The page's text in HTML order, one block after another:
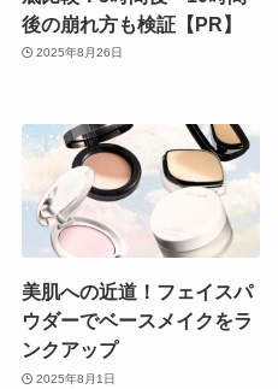
後の崩れ方も検証【PR】
2025年8月26日
美肌への近道！フェイスパ
ウダーでベースメイクをラ
ンクアップ
2025年8月1日